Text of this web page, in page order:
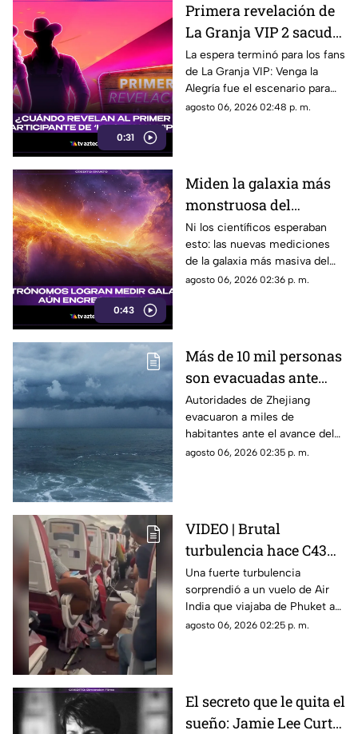
en el aeropuerto de la capital
del estado, dejando un saldo
de 32 personas fallecidas y 34
sobrevivientes.
0:31
Primera revelación de
La Granja VIP 2 sacude
la televisión: El destape
arrancó en Venga la
Alegría
La espera terminó para los fans
de La Granja VIP: Venga la
Alegría fue el escenario para
destapar la primera gran
agosto 06, 2026 02:48 p. m.
0:43
Miden la galaxia más
monstruosa del
universo y descubren
algo aterrador: no para
de comer
Ni los científicos esperaban
esto: las nuevas mediciones
de la galaxia más masiva del
cosmos revelan que no para de
agosto 06, 2026 02:36 p. m.
Más de 10 mil personas
son evacuadas ante
avance del tifón
Dolphin; así impactará
en China
Autoridades de Zhejiang
evacuaron a miles de
habitantes ante el avance del
tifón Dolphin hacia el este de
agosto 06, 2026 02:35 p. m.
VIDEO | Brutal
turbulencia hace C43R
300 pies a un avión en
la India; así quedó el
interior
Una fuerte turbulencia
sorprendió a un vuelo de Air
India que viajaba de Phuket a
Delhi, dejando 17 personas
agosto 06, 2026 02:25 p. m.
El secreto que le quita el
sueño: Jamie Lee Curtis